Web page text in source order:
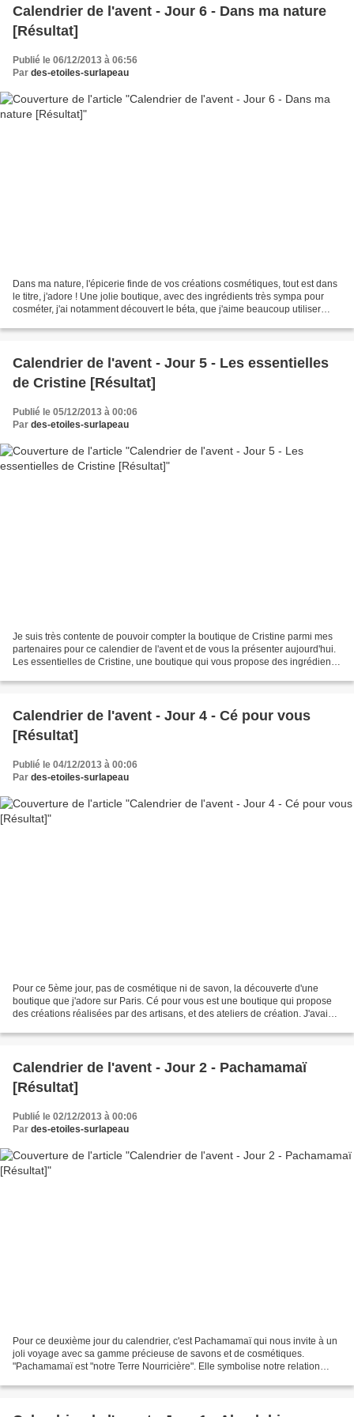
Calendrier de l'avent - Jour 6 - Dans ma nature
[Résultat]
Publié le 06/12/2013 à 06:56
Par des-etoiles-surlapeau
Dans ma nature, l'épicerie finde de vos créations cosmétiques, tout est dans
le titre, j'adore ! Une jolie boutique, avec des ingrédients très sympa pour
cosméter, j'ai notamment découvert le béta, que j'aime beaucoup utiliser
Calendrier de l'avent - Jour 5 - Les essentielles
de Cristine [Résultat]
Publié le 05/12/2013 à 00:06
Par des-etoiles-surlapeau
Je suis très contente de pouvoir compter la boutique de Cristine parmi mes
partenaires pour ce calendier de l'avent et de vous la présenter aujourd'hui.
Les essentielles de Cristine, une boutique qui vous propose des ingrédients
Calendrier de l'avent - Jour 4 - Cé pour vous
[Résultat]
Publié le 04/12/2013 à 00:06
Par des-etoiles-surlapeau
Pour ce 5ème jour, pas de cosmétique ni de savon, la découverte d'une
boutique que j'adore sur Paris. Cé pour vous est une boutique qui propose
des créations réalisées par des artisans, et des ateliers de création. J'avais
Calendrier de l'avent - Jour 2 - Pachamamaï
[Résultat]
Publié le 02/12/2013 à 00:06
Par des-etoiles-surlapeau
Pour ce deuxième jour du calendrier, c'est Pachamamaï qui nous invite à un
joli voyage avec sa gamme précieuse de savons et de cosmétiques.
"Pachamamaï est "notre Terre Nourricière". Elle symbolise notre relation